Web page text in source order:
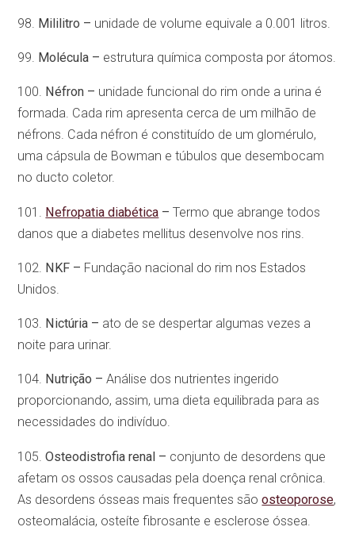
98. Mililitro – unidade de volume equivale a 0.001 litros.
99. Molécula – estrutura química composta por átomos.
100. Néfron – unidade funcional do rim onde a urina é
formada. Cada rim apresenta cerca de um milhão de
néfrons. Cada néfron é constituído de um glomérulo,
uma cápsula de Bowman e túbulos que desembocam
no ducto coletor.
101. Nefropatia diabética – Termo que abrange todos
danos que a diabetes mellitus desenvolve nos rins.
102. NKF – Fundação nacional do rim nos Estados
Unidos.
103. Nictúria – ato de se despertar algumas vezes a
noite para urinar.
104. Nutrição – Análise dos nutrientes ingerido
proporcionando, assim, uma dieta equilibrada para as
necessidades do indivíduo.
105.Osteodistrofia renal – conjunto de desordens que
afetam os ossos causadas pela doença renal crônica.
As desordens ósseas mais frequentes sãoosteoporose,
osteomalácia, osteíte fibrosante e esclerose óssea.